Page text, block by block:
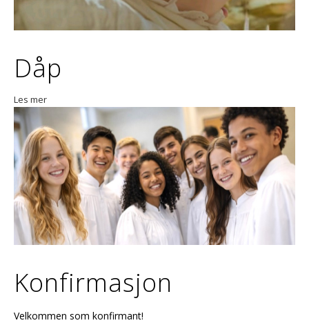
Dåp
Les mer
Konfirmasjon
Velkommen som konfirmant!